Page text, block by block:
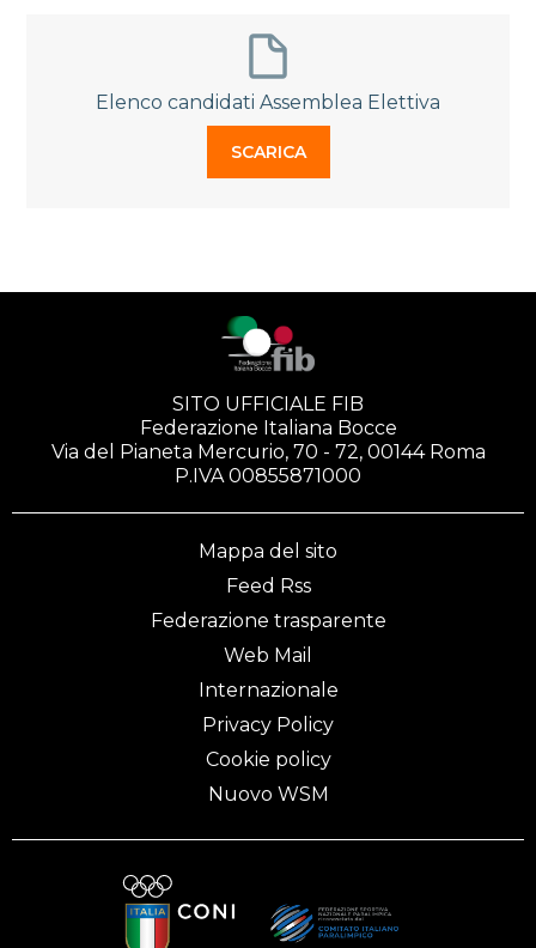
Elenco candidati Assemblea Elettiva
SCARICA
SITO UFFICIALE FIB
Federazione Italiana Bocce
Via del Pianeta Mercurio, 70 - 72, 00144 Roma
P.IVA 00855871000
Mappa del sito
Feed Rss
Federazione trasparente
Web Mail
Internazionale
Privacy Policy
Cookie policy
Nuovo WSM